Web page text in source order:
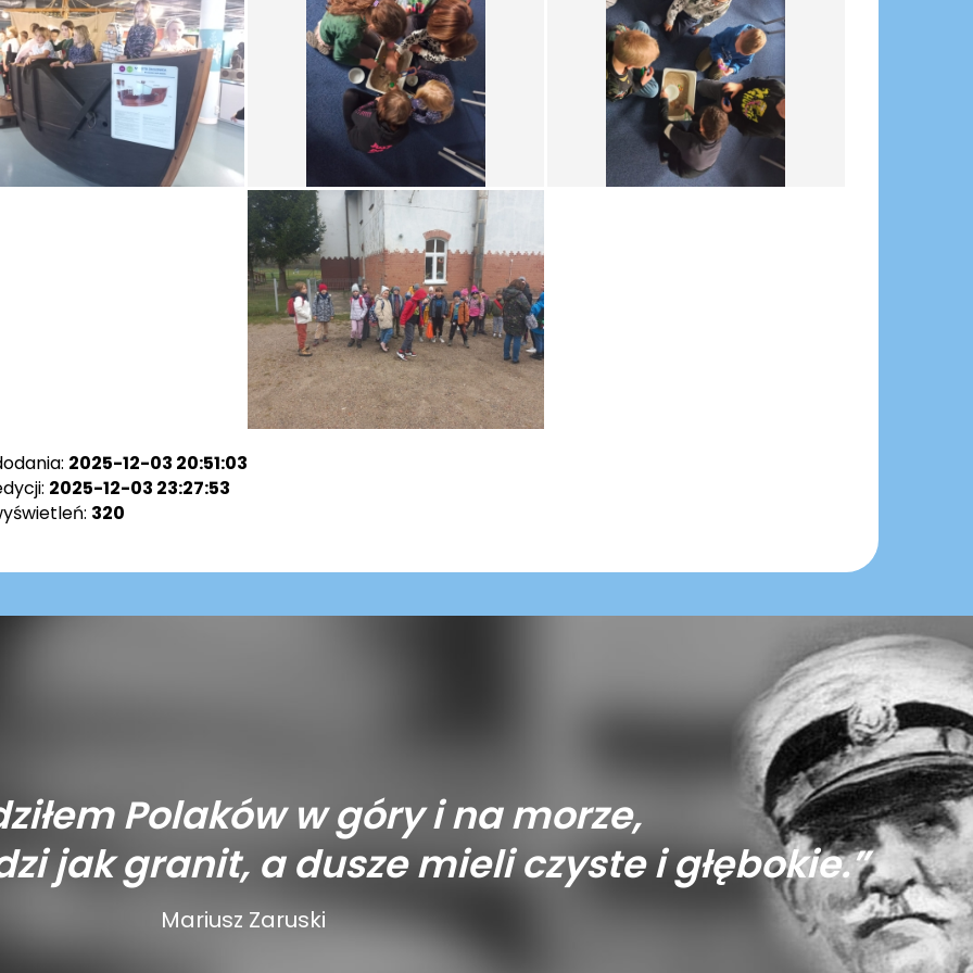
2025-12-03 20:51:03
2025-12-03 23:27:53
320
Polaków w góry i na morze,
jak granit, a dusze mieli czyste i głębokie.”
Mariusz Zaruski